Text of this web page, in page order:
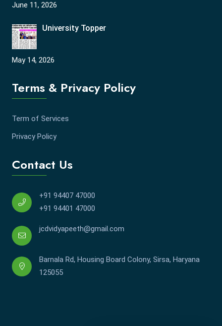
June 11, 2026
University Topper
May 14, 2026
Terms & Privacy Policy
Term of Services
Privacy Policy
Contact Us
+91 94407 47000
+91 94401 47000
jcdvidyapeeth@gmail.com
Barnala Rd, Housing Board Colony, Sirsa, Haryana
125055